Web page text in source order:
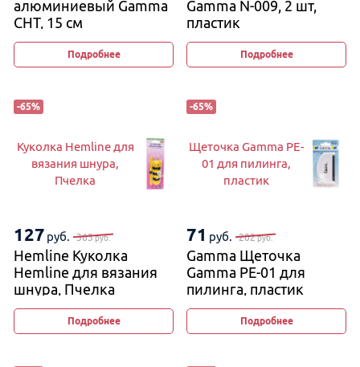
алюминиевый Gamma
CHT, 15 см
Подробнее
Gamma N-009, 2 шт,
пластик
Подробнее
-65%
Куколка Hemline для
вязания шнура,
Пчелка
127 руб. 363руб.
Hemline Куколка
Hemline для вязания
шнура, Пчелка
Подробнее
-65%
Щеточка Gamma PE-
01 для пилинга,
пластик
71 руб. 202руб.
Gamma Щеточка
Gamma PE-01 для
пилинга, пластик
Подробнее